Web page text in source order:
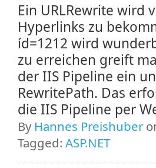
Ein URLRewrite wird
Hyperlinks zu
íd=1212 wird
zu erreichen greift
der IIS Pipeline ein
RewritePath. Das
die IIS Pipeline per
By Hannes Preishuber
Tagged: ASP.NET